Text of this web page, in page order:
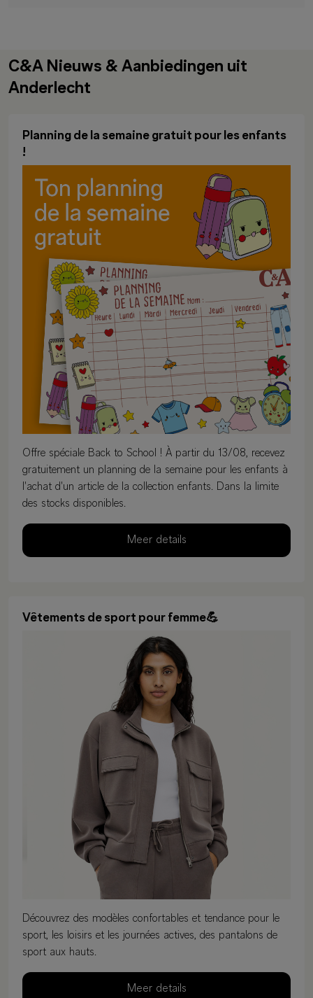
C&A Nieuws & Aanbiedingen uit
Anderlecht
Planning de la semaine gratuit pour les enfants
!
Offre spéciale Back to School ! À partir du 13/08, recevez
gratuitement un planning de la semaine pour les enfants à
l'achat d'un article de la collection enfants. Dans la limite
des stocks disponibles.
Meer details
Vêtements de sport pour femme💪
Découvrez des modèles confortables et tendance pour le
sport, les loisirs et les journées actives, des pantalons de
sport aux hauts.
Meer details